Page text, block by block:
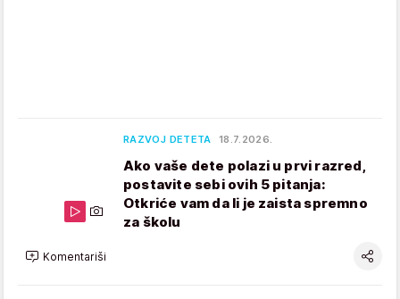
RAZVOJ DETETA 18.7.2026.
Ako vaše dete polazi u prvi razred,
postavite sebi ovih 5 pitanja:
Otkriće vam da li je zaista spremno
za školu
Komentariši